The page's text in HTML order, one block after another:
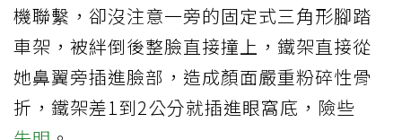
機聯繫，卻沒注意一旁的固定式三角形腳踏
車架，被絆倒後整臉直接撞上，鐵架直接從
她鼻翼旁插進臉部，造成顏面嚴重粉碎性骨
折，鐵架差1到2公分就插進眼窩底，險些